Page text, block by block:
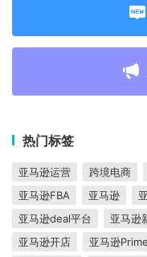
热门标签
亚马逊运营 跨境电商
亚马逊FBA
亚马逊
亚马逊deal平台
亚马逊
亚马逊开店
亚马逊